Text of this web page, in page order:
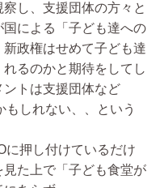
し、支援団体の方々と
による「子ども達への
政権はせめて子ども達
るのかと期待をしてし
ントは支援団体など
もしれない、、という
に押し付けているだけ
た上で「子ども食堂が